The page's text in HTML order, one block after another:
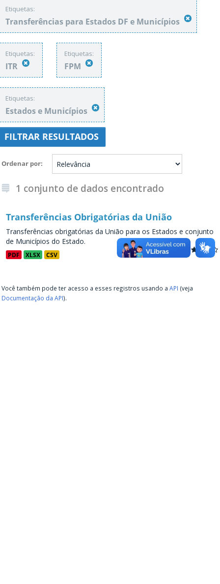
Etiquetas:
Transferências para Estados DF e Municípios
Etiquetas:
ITR
Etiquetas:
FPM
Etiquetas:
Estados e Municípios
FILTRAR RESULTADOS
Ordenar por
1 conjunto de dados encontrado
Transferências Obrigatórias da União
Transferências obrigatórias da União para os Estados e conjunto
de Municípios do Estado.
PDF XLSX CSV
Você também pode ter acesso a esses registros usando a API (veja
Documentação da API).